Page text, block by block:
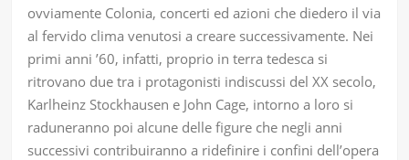
ovviamente Colonia, concerti ed azioni che diedero il via
al fervido clima venutosi a creare successivamente. Nei
primi anni ’60, infatti, proprio in terra tedesca si
ritrovano due tra i protagonisti indiscussi del XX secolo,
Karlheinz Stockhausen e John Cage, intorno a loro si
raduneranno poi alcune delle ﬁgure che negli anni
successivi contribuiranno a rideﬁnire i conﬁni dell’opera